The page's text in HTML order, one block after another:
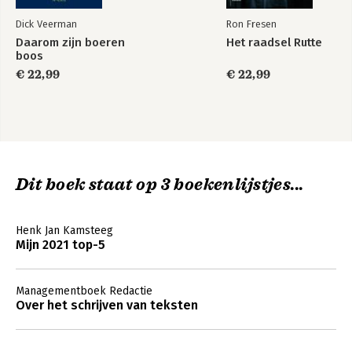
Dick Veerman
Daarom zijn boeren
boos
€ 22,99
Ron Fresen
Het raadsel Rutte
€ 22,99
Dit boek staat op 3 boekenlijstjes...
Henk Jan Kamsteeg
Mijn 2021 top-5
Managementboek Redactie
Over het schrijven van teksten